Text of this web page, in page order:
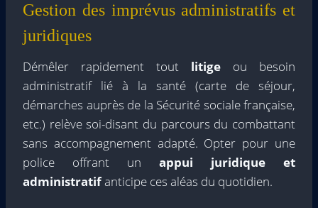
Gestion des imprévus administratifs et
juridiques
Démêler rapidement tout litige ou besoin
administratif lié à la santé (carte de séjour,
démarches auprès de la Sécurité sociale française,
etc.) relève soi-disant du parcours du combattant
sans accompagnement adapté. Opter pour une
police offrant un appui juridique et
administratifanticipe ces aléas du quotidien.